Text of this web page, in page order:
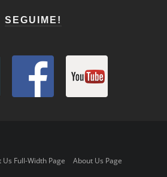
SEGUIME!
Us Full-Width Page About Us Page